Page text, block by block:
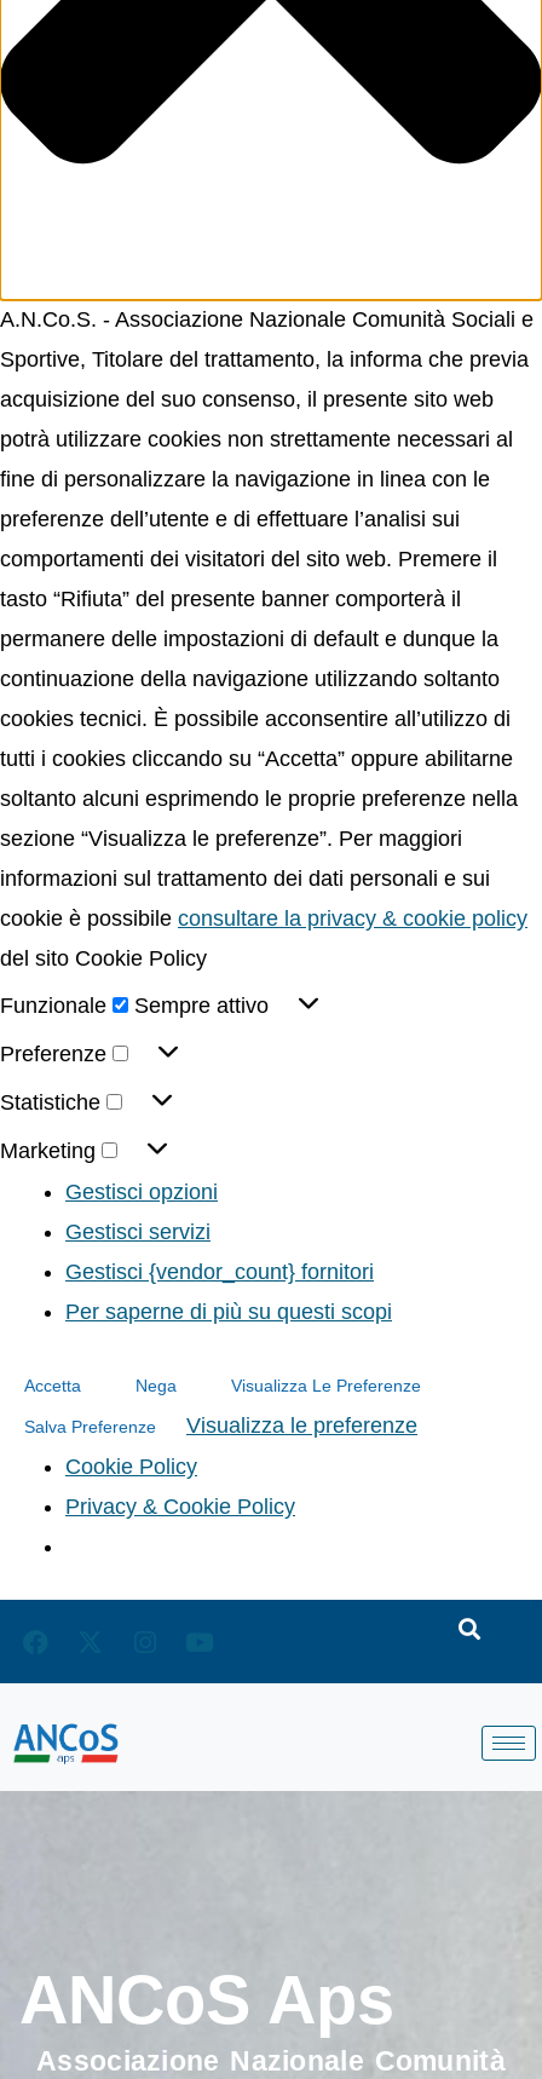
A.N.Co.S. - Associazione Nazionale Comunità Sociali e
Sportive, Titolare del trattamento, la informa che previa
acquisizione del suo consenso, il presente sito web
potrà utilizzare cookies non strettamente necessari al
fine di personalizzare la navigazione in linea con le
preferenze dell’utente e di effettuare l’analisi sui
comportamenti dei visitatori del sito web. Premere il
tasto “Rifiuta” del presente banner comporterà il
permanere delle impostazioni di default e dunque la
continuazione della navigazione utilizzando soltanto
cookies tecnici. È possibile acconsentire all’utilizzo di
tutti i cookies cliccando su “Accetta” oppure abilitarne
soltanto alcuni esprimendo le proprie preferenze nella
sezione “Visualizza le preferenze”. Per maggiori
informazioni sul trattamento dei dati personali e sui
cookie è possibile consultare la privacy & cookie policy
del sito Cookie Policy
Funzionale
Sempre attivo
Preferenze
Statistiche
Marketing
Gestisci opzioni
Gestisci servizi
Gestisci {vendor_count} fornitori
Per saperne di più su questi scopi
Accetta Nega Visualizza Le Preferenze
Salva Preferenze
Visualizza le preferenze
Cookie Policy
Privacy & Cookie Policy
ANCoS Aps
Associazione Nazionale Comunità